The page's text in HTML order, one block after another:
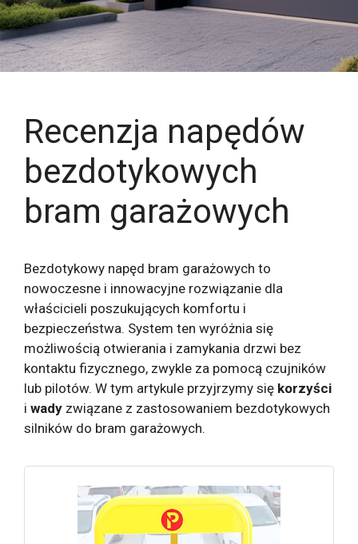
Recenzja napędów
bezdotykowych
bram garażowych
Bezdotykowy napęd bram garażowych to
nowoczesne i innowacyjne rozwiązanie dla
właścicieli poszukujących komfortu i
bezpieczeństwa. System ten wyróżnia się
możliwością otwierania i zamykania drzwi bez
kontaktu fizycznego, zwykle za pomocą czujników
lub pilotów. W tym artykule przyjrzymy się korzyści
i wady związane z zastosowaniem bezdotykowych
silników do bram garażowych.